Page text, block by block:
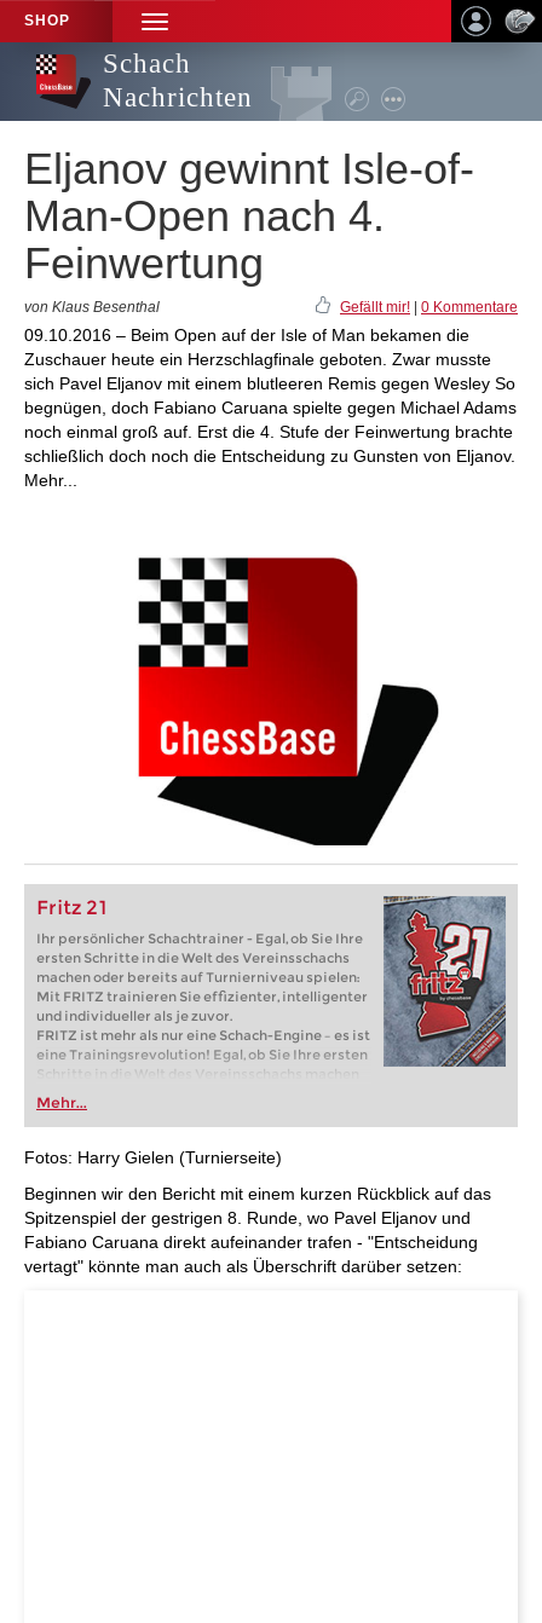
SHOP
TOGGLE
NAVIGATION
Schach
Nachrichten
Eljanov gewinnt Isle-of-
Man-Open nach 4.
Feinwertung
von Klaus Besenthal Gefällt mir! 0 Kommentare
09.10.2016 – Beim Open auf der Isle of Man bekamen die
Zuschauer heute ein Herzschlagfinale geboten. Zwar musste
sich Pavel Eljanov mit einem blutleeren Remis gegen Wesley So
begnügen, doch Fabiano Caruana spielte gegen Michael Adams
noch einmal groß auf. Erst die 4. Stufe der Feinwertung brachte
schließlich doch noch die Entscheidung zu Gunsten von Eljanov.
Mehr...
Fritz 21
Ihr persönlicher Schachtrainer - Egal, ob Sie Ihre
ersten Schritte in die Welt des Vereinsschachs
machen oder bereits auf Turnierniveau spielen:
Mit FRITZ trainieren Sie effizienter, intelligenter
und individueller als je zuvor.
FRITZ ist mehr als nur eine Schach-Engine – es ist
eine Trainingsrevolution! Egal, ob Sie Ihre ersten
Schritte in die Welt des Vereinsschachs machen
oder bereits auf Turnierniveau spielen: Mit
FRITZ trainieren Sie effizienter, intelligenter und
individueller als je zuvor.
Mehr...
Fotos: Harry Gielen (Turnierseite)
Beginnen wir den Bericht mit einem kurzen Rückblick auf das
Spitzenspiel der gestrigen 8. Runde, wo Pavel Eljanov und
Fabiano Caruana direkt aufeinander trafen - "Entscheidung
vertagt" könnte man auch als Überschrift darüber setzen: